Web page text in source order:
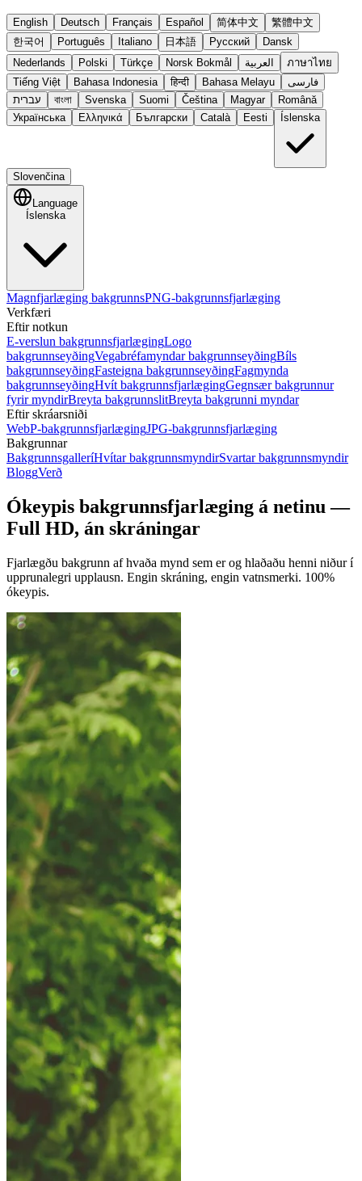
English Deutsch Français Español 简体中文
繁體中文
한국어
Português Italiano 日本語 Русский
Dansk
Nederlands
Polski Türkçe Norsk Bokmål العربية
ภาษาไทย
Tiếng Việt
Bahasa Indonesia हिन्दी Bahasa Melayu
فارسی
עברית
বাংলা Svenska Suomi Čeština Magyar
Română
Українська
Ελληνικά Български Català Eesti Íslenska
Slovenčina
Language
Íslenska
Magnfjarlæging bakgrunnsPNG-bakgrunnsfjarlæging
Verkfæri
Eftir notkun
E-verslun bakgrunnsfjarlægingLogo
bakgrunnseyðingVegabréfamyndar bakgrunnseyðingBíls
bakgrunnseyðingFasteigna bakgrunnseyðingFagmynda
bakgrunnseyðingHvít bakgrunnsfjarlægingGegnsær bakgrunnur
fyrir myndirBreyta bakgrunnslitBreyta bakgrunni myndar
Eftir skráarsniði
WebP-bakgrunnsfjarlægingJPG-bakgrunnsfjarlæging
Bakgrunnar
BakgrunnsgalleríHvítar bakgrunnsmyndirSvartar bakgrunnsmyndir
BloggVerð
Ókeypis bakgrunnsfjarlæging á netinu —
Full HD, án skráningar
Fjarlægðu bakgrunn af hvaða mynd sem er og hlaðaðu henni niður í
upprunalegri upplausn. Engin skráning, engin vatnsmerki. 100%
ókeypis.